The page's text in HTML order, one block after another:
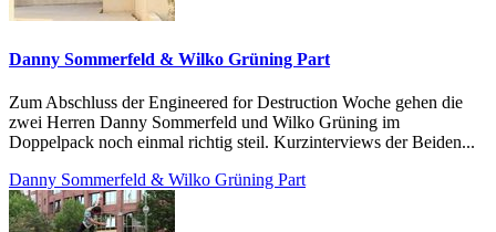
Danny Sommerfeld & Wilko Grüning Part
Zum Abschluss der Engineered for Destruction Woche gehen die
zwei Herren Danny Sommerfeld und Wilko Grüning im
Doppelpack noch einmal richtig steil. Kurzinterviews der Beiden...
Danny Sommerfeld & Wilko Grüning Part